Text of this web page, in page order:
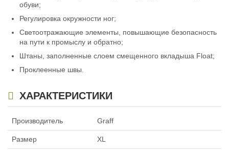
обуви;
Регулировка окружности ног;
Светоотражающие элементы, повышающие безопасность
на пути к промыслу и обратно;
Штаны, заполненные слоем смещенного вкладыша Float;
Проклеенные швы.
ХАРАКТЕРИСТИКИ
Производитель Graff
Размер XL